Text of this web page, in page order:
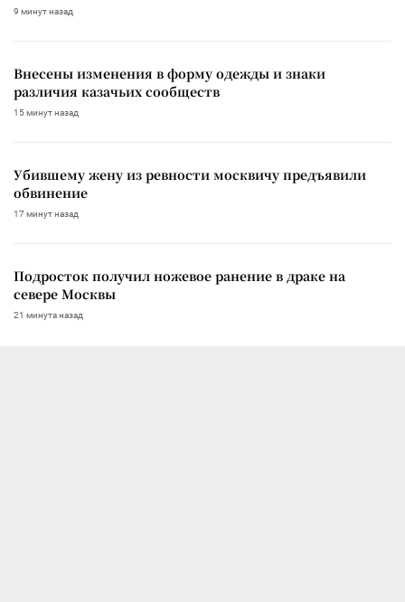
9 минут назад
Внесены изменения в форму одежды и знаки
различия казачьих сообществ
15 минут назад
Убившему жену из ревности москвичу предъявили
обвинение
17 минут назад
Подросток получил ножевое ранение в драке на
севере Москвы
21 минута назад